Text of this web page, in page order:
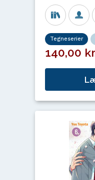
Tegneserier
140,00